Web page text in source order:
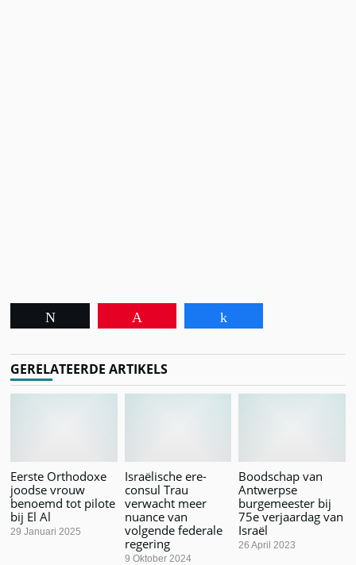
GERELATEERDE ARTIKELS
Eerste Orthodoxe
joodse vrouw
benoemd tot pilote
bij El Al
29 Januari 2025
Israëlische ere-
consul Trau
verwacht meer
nuance van
volgende federale
regering
9 Oktober 2024
Boodschap van
Antwerpse
burgemeester bij
75e verjaardag van
Israël
26 April 2023